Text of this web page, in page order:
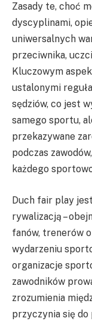
Zasady te, choć
dyscyplinami,
uniwersalnych
przeciwnika,
Kluczowym
ustalonymi
sędziów, co jest
samego sportu,
przekazywane
podczas
każdego
Duch fair play
rywalizacją –
fanów, trenerów
wydarzeniu
organizacje
zawodników
zrozumienia
przyczynia się